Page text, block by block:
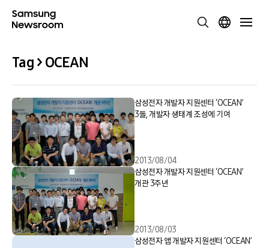
Tag > OCEAN
삼성전자 개발자 지원센터 ‘OCEAN’
3돌, 개발자 생태계 조성에 기여
2013/08/04
삼성전자 개발자 지원센터 ‘OCEAN’
개관 3주년
2013/08/03
삼성전자 앱 개발자 지원센터 ‘OCEAN’